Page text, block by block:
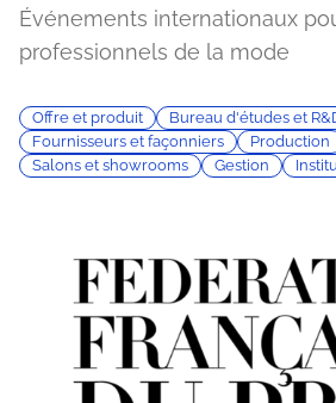
Événements internationaux
professionnels de la mode
Offre et produit
Bureau d'études et
Fournisseurs et façonniers
Production
Salons et showrooms
Gestion